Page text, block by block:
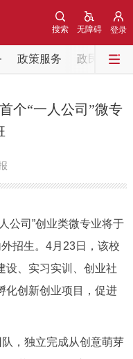
登录
无障碍
搜索
政策服务 政民互动
政策服务
回应关切
个“一人公司”微专
司”创业类微专业将于
招生。4月23日，该校
设、实习实训、创业社
化创新创业项目，促进
，独立完成从创意萌芽